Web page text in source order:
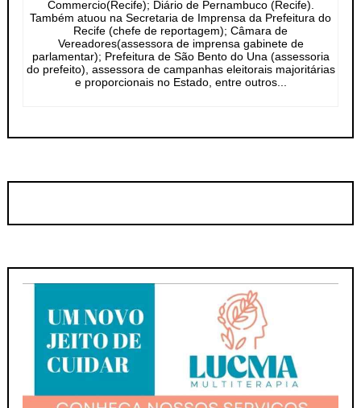
Commercio(Recife); Diário de Pernambuco (Recife).
Também atuou na Secretaria de Imprensa da Prefeitura do
Recife (chefe de reportagem); Câmara de
Vereadores(assessora de imprensa gabinete de
parlamentar); Prefeitura de São Bento do Una (assessoria
do prefeito), assessora de campanhas eleitorais majoritárias
e proporcionais no Estado, entre outros...